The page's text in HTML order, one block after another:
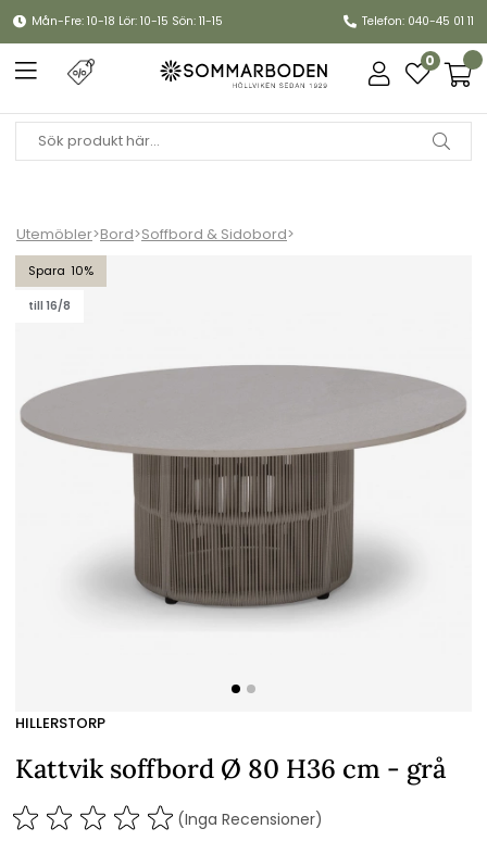
Mån-Fre: 10-18 Lör: 10-15 Sön: 11-15 Telefon: 040-45 01 11
0
Utemöbler>Bord>Soffbord & Sidobord>
10
till 16/8
Kattvik soffbord Ø 80 H36 cm - grå
HILLERSTORP
Kattvik soffbord Ø 80 H36 cm - grå
(Inga Recensioner)